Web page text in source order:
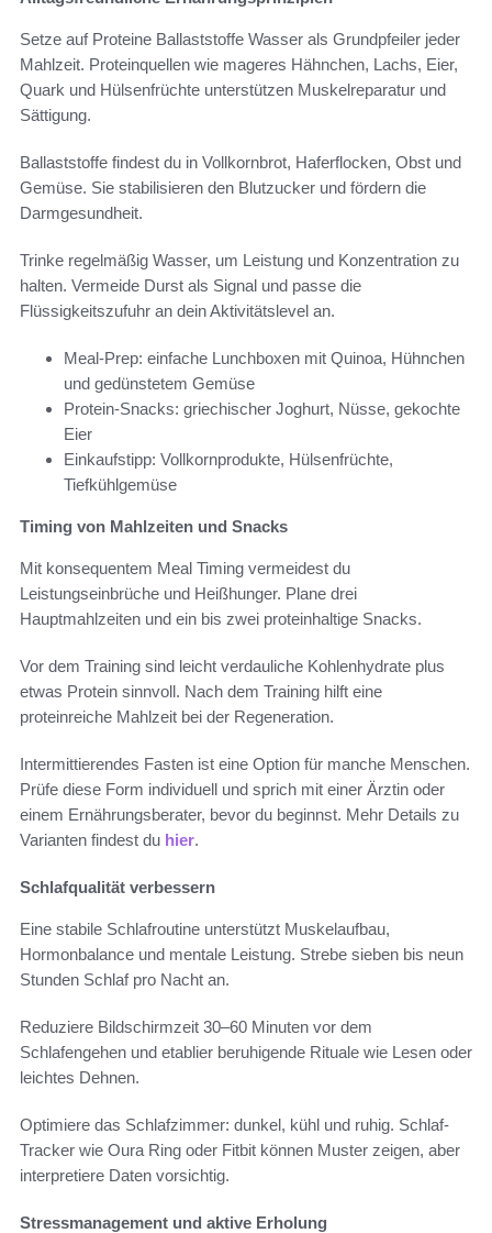
Setze auf Proteine Ballaststoffe Wasser als Grundpfeiler jeder
Mahlzeit. Proteinquellen wie mageres Hähnchen, Lachs, Eier,
Quark und Hülsenfrüchte unterstützen Muskelreparatur und
Sättigung.
Ballaststoffe findest du in Vollkornbrot, Haferflocken, Obst und
Gemüse. Sie stabilisieren den Blutzucker und fördern die
Darmgesundheit.
Trinke regelmäßig Wasser, um Leistung und Konzentration zu
halten. Vermeide Durst als Signal und passe die
Flüssigkeitszufuhr an dein Aktivitätslevel an.
Meal-Prep: einfache Lunchboxen mit Quinoa, Hühnchen
und gedünstetem Gemüse
Protein-Snacks: griechischer Joghurt, Nüsse, gekochte
Eier
Einkaufstipp: Vollkornprodukte, Hülsenfrüchte,
Tiefkühlgemüse
Timing von Mahlzeiten und Snacks
Mit konsequentem Meal Timing vermeidest du
Leistungseinbrüche und Heißhunger. Plane drei
Hauptmahlzeiten und ein bis zwei proteinhaltige Snacks.
Vor dem Training sind leicht verdauliche Kohlenhydrate plus
etwas Protein sinnvoll. Nach dem Training hilft eine
proteinreiche Mahlzeit bei der Regeneration.
Intermittierendes Fasten ist eine Option für manche Menschen.
Prüfe diese Form individuell und sprich mit einer Ärztin oder
einem Ernährungsberater, bevor du beginnst. Mehr Details zu
Varianten findest du hier.
Schlafqualität verbessern
Eine stabile Schlafroutine unterstützt Muskelaufbau,
Hormonbalance und mentale Leistung. Strebe sieben bis neun
Stunden Schlaf pro Nacht an.
Reduziere Bildschirmzeit 30–60 Minuten vor dem
Schlafengehen und etablier beruhigende Rituale wie Lesen oder
leichtes Dehnen.
Optimiere das Schlafzimmer: dunkel, kühl und ruhig. Schlaf-
Tracker wie Oura Ring oder Fitbit können Muster zeigen, aber
interpretiere Daten vorsichtig.
Stressmanagement und aktive Erholung